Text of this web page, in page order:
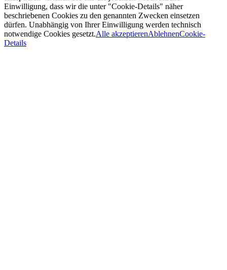
Einwilligung, dass wir die unter "Cookie-Details" näher
beschriebenen Cookies zu den genannten Zwecken einsetzen
dürfen. Unabhängig von Ihrer Einwilligung werden technisch
notwendige Cookies gesetzt.Alle akzeptierenAblehnenCookie-
Details